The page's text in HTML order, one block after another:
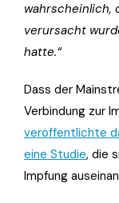
wahrscheinlich,
verursacht
hatte.“
Dass der
Verbindung zur
veröffentlichte
eine Studie, die
Impfung